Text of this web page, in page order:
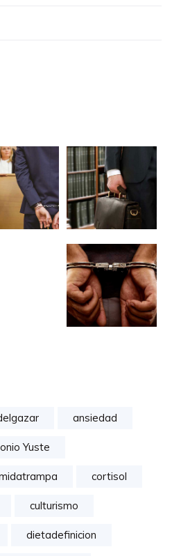
ansiedad
Yuste
cortisol
culturismo
dietadefinicion